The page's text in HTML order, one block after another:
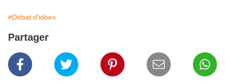
#Débat d'idées
Partager